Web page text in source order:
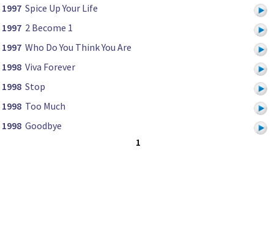
1997 Spice Up Your Life
1997 2 Become 1
1997 Who Do You Think You Are
1998 Viva Forever
1998 Stop
1998 Too Much
1998 Goodbye
1